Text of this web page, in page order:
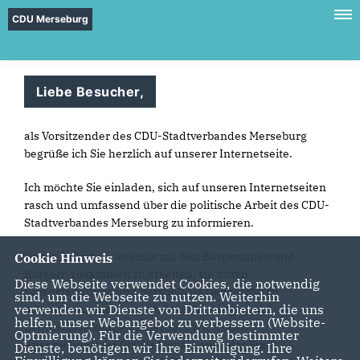
CDU Merseburg
Liebe Besucher,
als Vorsitzender des CDU-Stadtverbandes Merseburg
begrüße ich Sie herzlich auf unserer Internetseite.
Ich möchte Sie einladen, sich auf unseren Internetseiten
rasch und umfassend über die politische Arbeit des CDU-
Stadtverbandes Merseburg zu informieren.
Unser Ziel ist es, intensiv mit den Bürgerinnen und
Veranstaltungen und persönliche Gespräche zu
informieren und dadurch ihre Meinungen und
Bedürfnisse kennen zu lernen. Wir wollen
Ansprechpartner für die Menschen in der Stadt
Cookie Hinweis
Diese Webseite verwendet Cookies, die notwendig
sind, um die Webseite zu nutzen. Weiterhin
verwenden wir Dienste von Drittanbietern, die uns
helfen, unser Webangebot zu verbessern (Website-
Optmierung). Für die Verwendung bestimmter
Dienste, benötigen wir Ihre Einwilligung. Ihre